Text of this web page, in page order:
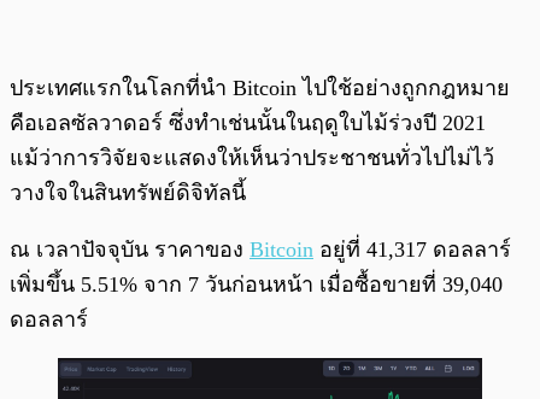
ประเทศแรกในโลกที่นำ Bitcoin ไปใช้อย่างถูกกฎหมาย
คือเอลซัลวาดอร์ ซึ่งทำเช่นนั้นในฤดูใบไม้ร่วงปี 2021
แม้ว่าการวิจัยจะแสดงให้เห็นว่าประชาชนทั่วไปไม่ไว้
วางใจในสินทรัพย์ดิจิทัลนี้
ณ เวลาปัจจุบัน ราคาของ Bitcoin อยู่ที่ 41,317 ดอลลาร์
เพิ่มขึ้น 5.51% จาก 7 วันก่อนหน้า เมื่อซื้อขายที่ 39,040
ดอลลาร์